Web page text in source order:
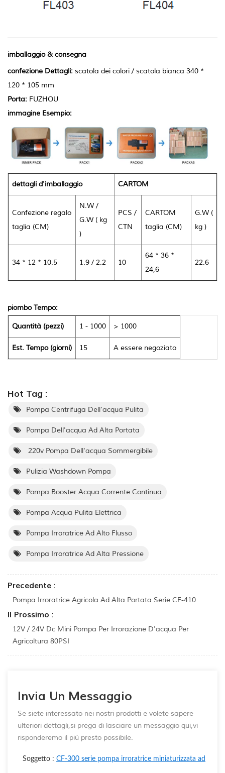
imballaggio & consegna
confezione Dettagli: scatola dei colori / scatola bianca 340 *
120 * 105 mm
Porta: FUZHOU
immagine Esempio:
dettagli d'imballaggio CARTOM
Confezione regalo
taglia (CM)
N.W /
G.W ( kg
)
PCS /
CTN
CARTOM
taglia (CM)
G.W (
kg )
34 * 12 * 10.5 1.9 / 2.2 10
64 * 36 *
24,6
22.6
piombo Tempo:
Quantità (pezzi) 1 - 1000 > 1000
Est. Tempo (giorni) 15 A essere negoziato
Hot Tag :
Pompa Centrifuga Dell'acqua Pulita
Pompa Dell'acqua Ad Alta Portata
220v Pompa Dell'acqua Sommergibile
Pulizia Washdown Pompa
Pompa Booster Acqua Corrente Continua
Pompa Acqua Pulita Elettrica
Pompa Irroratrice Ad Alto Flusso
Pompa Irroratrice Ad Alta Pressione
Precedente :
Pompa Irroratrice Agricola Ad Alta Portata Serie CF-410
Il Prossimo :
12V / 24V Dc Mini Pompa Per Irrorazione D'acqua Per
Agricoltura 80PSI
Invia Un Messaggio
Se siete interessato nei nostri prodotti e volete sapere
ulteriori dettagli,si prega di lasciare un messaggio qui,vi
risponderemo il più presto possibile.
Soggetto : CF-300 serie pompa irroratrice miniaturizzata ad